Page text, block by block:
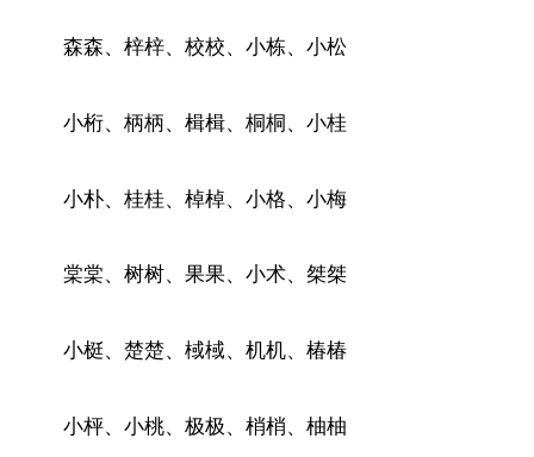
森森、梓梓、校校、小栋、小松
小桁、柄柄、楫楫、桐桐、小桂
小朴、桂桂、棹棹、小格、小梅
棠棠、树树、果果、小术、桀桀
小梃、楚楚、棫棫、机机、椿椿
小枰、小桃、极极、梢梢、柚柚